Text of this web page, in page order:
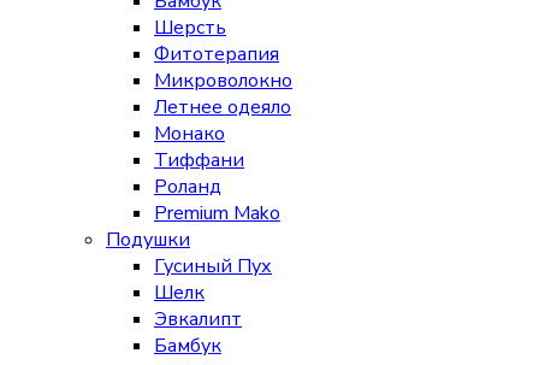
Шерсть
Фитотерапия
Микроволокно
Летнее одеяло
Монако
Тиффани
Роланд
Premium Mako
Подушки
Гусиный Пух
Шелк
Эвкалипт
Бамбук